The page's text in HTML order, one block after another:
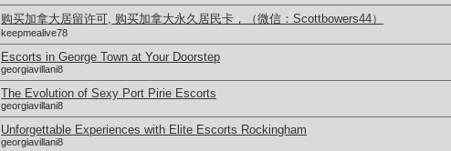
购买加拿大居留许可, 购买加拿大永久居民卡，（微信：Scottbowers44）
keepmealive78
Escorts in George Town at Your Doorstep
georgiavillani8
The Evolution of Sexy Port Pirie Escorts
georgiavillani8
Unforgettable Experiences with Elite Escorts Rockingham
georgiavillani8